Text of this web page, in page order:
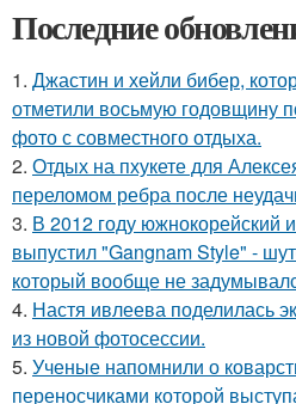
Последние
1. Джастин и хейли бибер,
отметили восьмую годовщину
фото с совместного отдыха.
2. Отдых на пхукете для
переломом ребра после
3. В 2012 году южнокорейский
выпустил "Gangnam Style" -
который вообще не
4. Настя ивлеева поделилась
из новой фотосессии.
5. Ученые напомнили о
переносчиками которой